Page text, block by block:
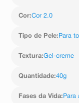
Cor:Cor 2.0
Tipo de Pele: Para
Textura:Gel-creme
Quantidade:40g
Fases da Vida: Para